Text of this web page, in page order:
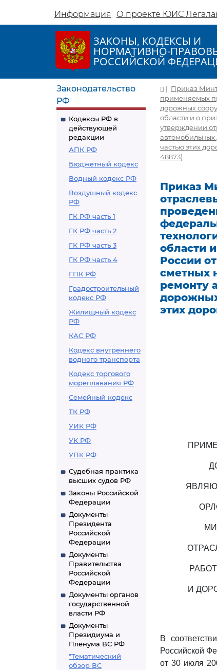
Информация О проекте ЮИС
ЗАКОНЫ, КОДЕКСЫ И
НОРМАТИВНО-
РОССИЙСКОЙ
Законодательство
РФ
Кодексы РФ в
действующей
редакции
АПК РФ
Бюджетный кодекс
Водный кодекс РФ
Воздушный кодекс
РФ
ГК РФ часть 1
ГК РФ часть 2
ГК РФ часть 3
ГК РФ часть 4
ГПК РФ
Градостроительный
кодекс РФ
Жилищный кодекс
РФ
КАС РФ
Кодекс внутреннего
водного транспорта
Кодекс торгового
мореплавания РФ
Семейный кодекс
ТК РФ
УИК РФ
УК РФ
УПК РФ
Судебная практика
высших судов РФ
Законы Российской
Федерации
Документы
Президента
Российской
Федерации
Документы
Правительства
Российской
Федерации
Документы органов
государственной
власти РФ
Документы
Президиума и
Пленума ВС РФ
"Тематический
обзор ВС
| Приказ
применяемых
дорожных
области и о
утверждении
автомобильных
частью этих
48873)
Приказ
области
России
сметных
ремонту
этих
И
В
Российской
от 30 июля